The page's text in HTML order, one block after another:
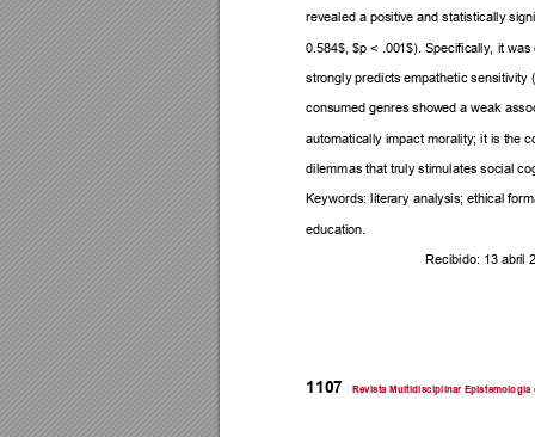
1107 Revista Mult idiscipl inar Ep istemología
revealed a positive and statistically sig
0.584$, $p < .001$). Specifically, it was
strongly predicts empathetic sensitivity (
consumed genres showed a weak ass
automatically impact morality; it is the
dilemmas that truly stimulates social co
Keywords: literary analysis; ethical f
education.
Recibido: 13 abri l